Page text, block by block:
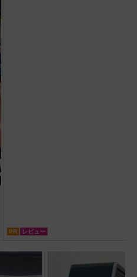
PR レビュー